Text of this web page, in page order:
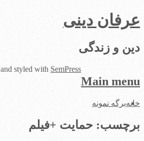
عرفان دینی
دین و زندگی
Main menu
Skip
خانهبرگه نمونه
برچسب: حمایت +فیلم
and styled with SemPress